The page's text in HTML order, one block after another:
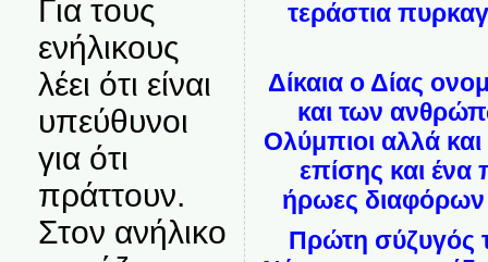
Για τους
ενήλικους
λέει ότι είναι
υπεύθυνοι
για ότι
πράττουν.
Στον ανήλικο
τεράστια
Δίκαια ο Δίας
και των
Ολύμπιοι αλλά
επίσης και
ήρωες διαφόρων
Πρώτη σύζυγός